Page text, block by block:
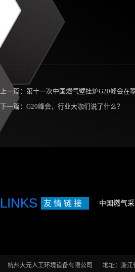
上一篇： 第十一次中国燃气壁挂炉G20峰会在
下一篇： G20峰会，行业大咖们说了什么？
LINKS 友 情 链 接 中国燃气
杭州大元人工环境设备有限公司
地址：浙